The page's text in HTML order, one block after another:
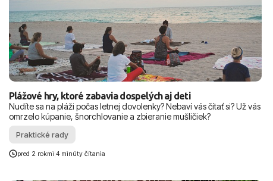
Plážové hry, ktoré zabavia dospelých aj deti
Nudíte sa na pláži počas letnej dovolenky? Nebaví vás čítať si? Už vás
omrzelo kúpanie, šnorchlovanie a zbieranie mušličiek?
Praktické rady
pred 2 rokmi 4 minúty čítania